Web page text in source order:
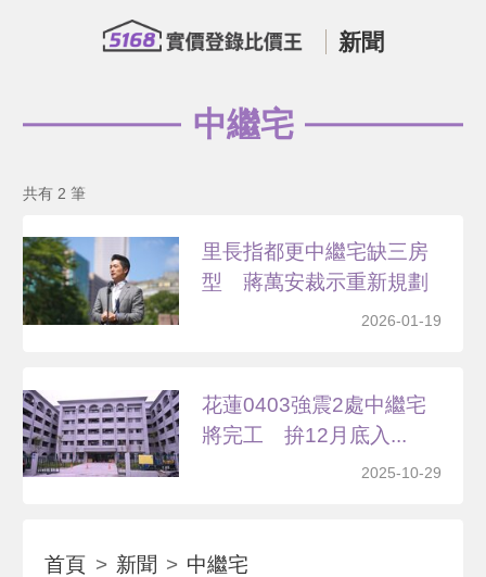
新聞
中繼宅
共有 2 筆
里長指都更中繼宅缺三房
型 蔣萬安裁示重新規劃
2026-01-19
花蓮0403強震2處中繼宅
將完工 拚12月底入...
2025-10-29
首頁 新聞 中繼宅